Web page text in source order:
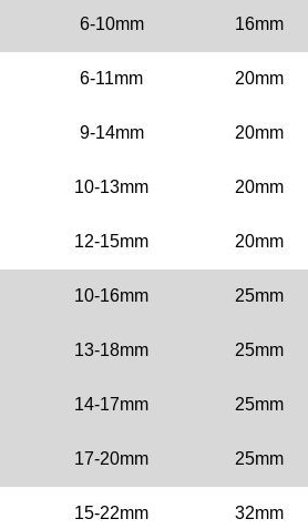
6-10mm 16mm
6-11mm 20mm
9-14mm 20mm
10-13mm 20mm
12-15mm 20mm
10-16mm 25mm
13-18mm 25mm
14-17mm 25mm
17-20mm 25mm
15-22mm 32mm